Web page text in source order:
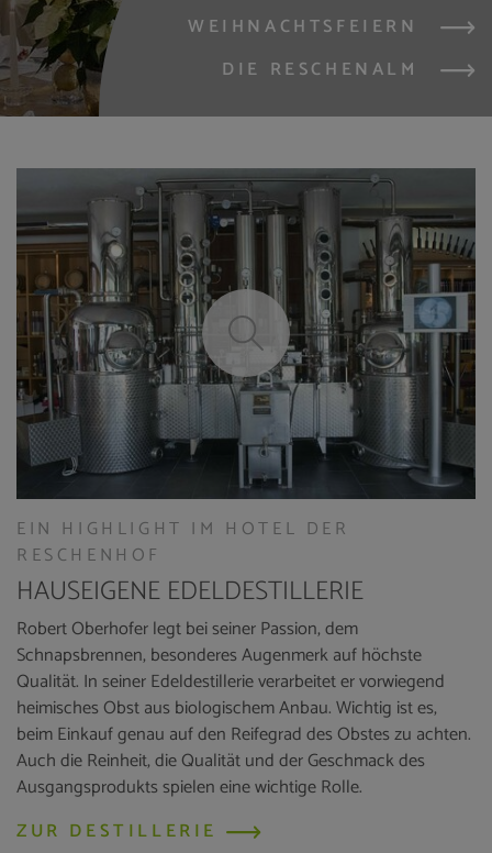
WEIHNACHTSFEIERN
DIE RESCHENALM
EIN HIGHLIGHT IM HOTEL DER
RESCHENHOF
HAUSEIGENE EDELDESTILLERIE
Robert Oberhofer legt bei seiner Passion, dem
Schnapsbrennen, besonderes Augenmerk auf höchste
Qualität. In seiner Edeldestillerie verarbeitet er vorwiegend
heimisches Obst aus biologischem Anbau. Wichtig ist es,
beim Einkauf genau auf den Reifegrad des Obstes zu achten.
Auch die Reinheit, die Qualität und der Geschmack des
Ausgangsprodukts spielen eine wichtige Rolle.
ZUR DESTILLERIE